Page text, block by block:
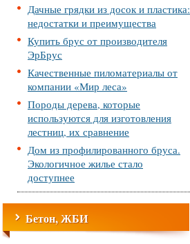
Дачные грядки из досок и пластика:
недостатки и преимущества
Купить брус от производителя
ЭрБрус
Качественные пиломатериалы от
компании «Мир леса»
Породы дерева, которые
используются для изготовления
лестниц, их сравнение
Дом из профилированного бруса.
Экологичное жилье стало
доступнее
Бетон, ЖБИ